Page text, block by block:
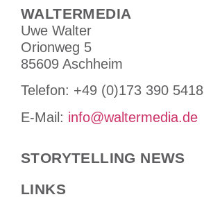
WALTERMEDIA
Uwe Walter
Orionweg 5
85609 Aschheim
Tele­fon: +49 (0)173 390 5418
E-Mail: info@waltermedia.de
STORYTELLING NEWS
LINKS